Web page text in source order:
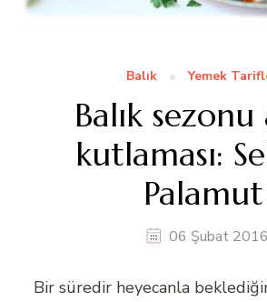
Balık Yemek
Balık sezonu
kutlaması:
Palamut
06 Şubat 2016
Bir süredir heyecanla